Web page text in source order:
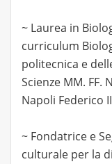
~ Laurea in
curriculum
politecnica e
Scienze MM. FF.
Napoli Federico II
~ Fondatrice e
culturale per la